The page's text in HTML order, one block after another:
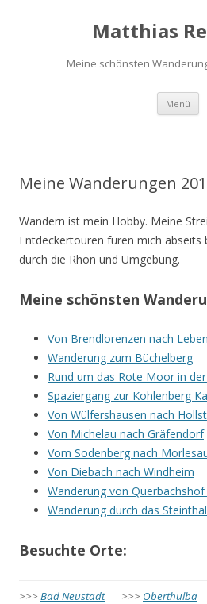
Matthias
Meine schönsten
Menü
Meine Wanderungen
Wandern ist mein Hobby. Meine
Entdeckertouren füren mich abseits
durch die Rhön und Umgebung.
Meine schönsten
Von Brendlorenzen nach
Wanderung zum Büchelberg
Rund um das Rote Moor in
Spaziergang zur Kohlenberg
Von Wülfershausen nach
Von Michelau nach Gräfendorf
Vom Sodenberg nach
Von Diebach nach Windheim
Wanderung von
Wanderung durch das
Besuchte Orte:
>>> Bad Neustadt >>> Oberthulba